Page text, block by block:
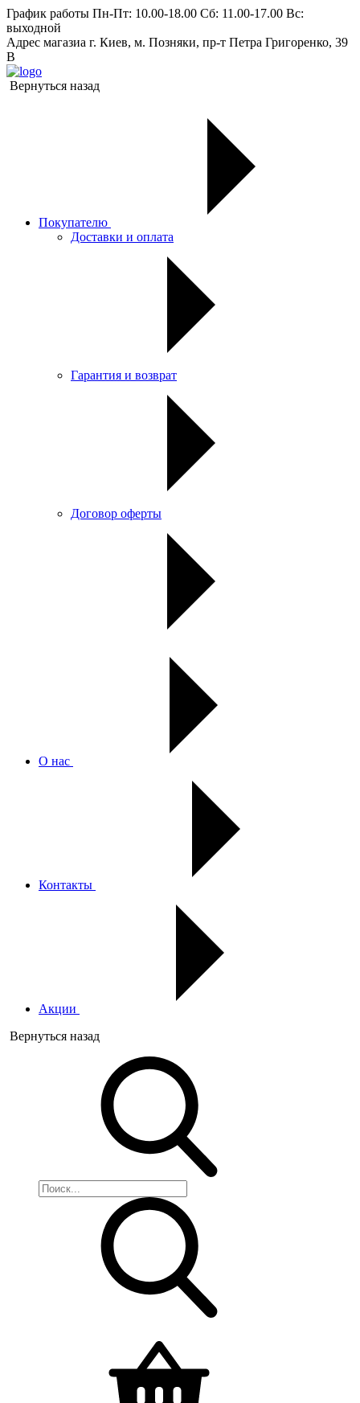
График работы Пн-Пт: 10.00-18.00 Сб: 11.00-17.00 Вс:
выходной
Адрес магазиа г. Киев, м. Позняки, пр-т Петра Григоренко, 39
В
Вернуться назад
Покупателю
Доставки и оплата
Гарантия и возврат
Договор оферты
О нас
Контакты
Акции
Вернуться назад